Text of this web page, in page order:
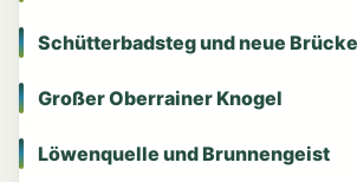
Schütterbadsteg und neue
Großer Oberrainer Knogel
Löwenquelle und Brunnengeist